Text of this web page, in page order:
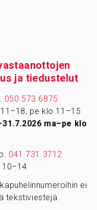
ja tiedustelut
050 573 6875
pe klo 11–15
ma–pe klo
041 731 3712
ei
tekstiviestejä.